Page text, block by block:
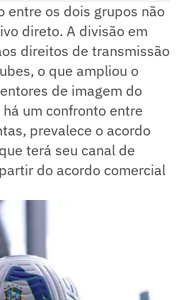
entre os dois grupos não
direto. A divisão em
direitos de transmissão
o que ampliou o
de imagem do
um confronto entre
prevalece o acordo
terá seu canal de
do acordo comercial